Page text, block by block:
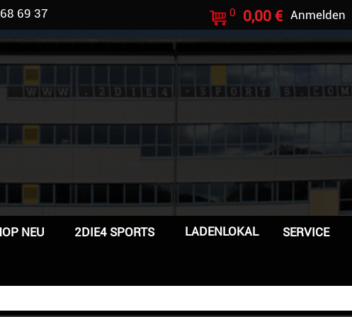
69 37 0 0,00 € Anmelden
NEU 2DIE4 SPORTS LADENLOKAL SERVICE